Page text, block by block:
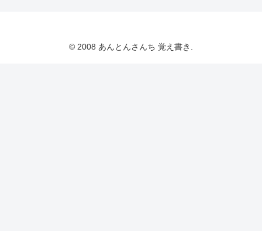
© 2008 あんとんさんち 覚え書き.